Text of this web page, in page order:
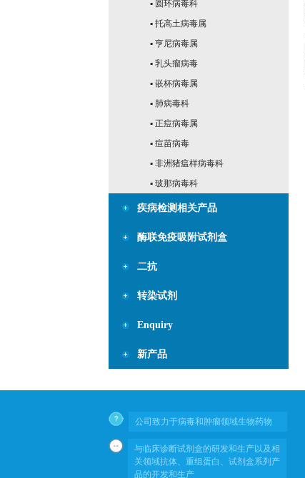
▪ 圆环病毒科
▪ 托高土病毒属
▪ 亨尼病毒属
▪ 乳头瘤病毒
▪ 嵌杯病毒属
▪ 肺病毒科
▪ 正痘病毒属
▪ 痘苗病毒
▪ 非洲猪瘟样病毒科
▪ 玻那病毒科
疾病检测相关产品
酶联免疫吸附试剂盒
二抗
转染试剂
Enquiry
新产品
公司致力于病毒和肿瘤领域生物药物
与临床诊断试剂盒的研发和生产以及相
关领域抗体、重组蛋白、试剂盒系列产
品的开发和生产